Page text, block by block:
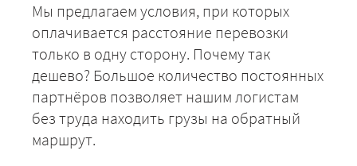
Мы предлагаем условия, при которых
оплачивается расстояние перевозки
только в одну сторону. Почему так
дешево? Большое количество постоянных
партнёров позволяет нашим логистам
без труда находить грузы на обратный
маршрут.